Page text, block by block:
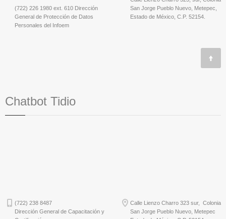
(722) 226 1980 ext. 610 Dirección
General de Protección de Datos
Personales del Infoem
San Jorge Pueblo Nuevo, Metepec,
Estado de México, C.P. 52154.
Chatbot Tidio
(722) 238 8487
Dirección General de Capacitación y
Calle Lienzo Charro 323 sur, Colonia
San Jorge Pueblo Nuevo, Metepec